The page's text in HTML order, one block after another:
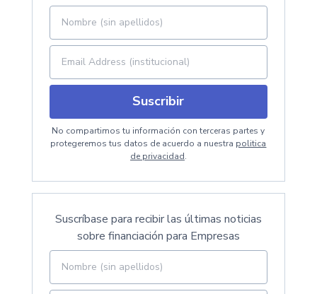
Suscribir
No compartimos tu información con terceras partes y
protegeremos tus datos de acuerdo a nuestra politica
de privacidad.
Suscríbase para recibir las últimas noticias
sobre financiación para Empresas